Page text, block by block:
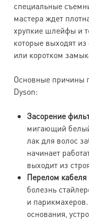
специальные
мастера ждет
хрупкие шлейфы и
которые выходят
или коротком
Основные причины
Dyson:
Засорение
мигающий
лак для волос
начинает
выходит из
Перелом кабеля
болезнь
и
основания,